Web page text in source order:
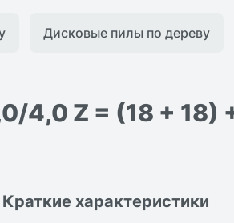
Дисковые пилы по дереву
4,0 Z = (18 + 18)
В наличии
Краткие характеристики